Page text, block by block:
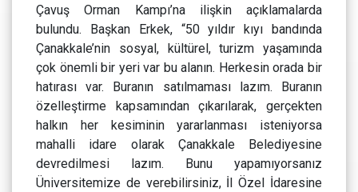
Çavuş Orman Kampı’na ilişkin açıklamalarda
bulundu. Başkan Erkek, “50 yıldır kıyı bandında
Çanakkale’nin sosyal, kültürel, turizm yaşamında
çok önemli bir yeri var bu alanın. Herkesin orada bir
hatırası var. Buranın satılmaması lazım. Buranın
özelleştirme kapsamından çıkarılarak, gerçekten
halkın her kesiminin yararlanması isteniyorsa
mahalli idare olarak Çanakkale Belediyesine
devredilmesi lazım. Bunu yapamıyorsanız
Üniversitemize de verebilirsiniz, İl Özel İdaresine